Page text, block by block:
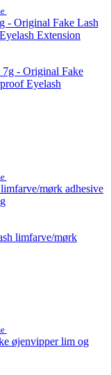
- Original Fake
Eyelash
limfarve/mørk